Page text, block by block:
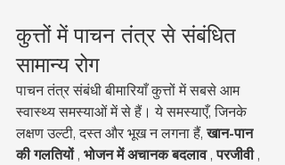
कुत्तों में पाचन तंत्र से संबंधित
सामान्य रोग
पाचन तंत्र संबंधी बीमारियाँ कुत्तों में सबसे आम
स्वास्थ्य समस्याओं में से हैं। ये समस्याएँ, जिनके
लक्षण उल्टी, दस्त और भूख न लगना हैं, खान-पान
की गलतियों , भोजन में अचानक बदलाव , परजीवी ,